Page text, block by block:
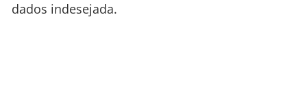
dados indesejada.